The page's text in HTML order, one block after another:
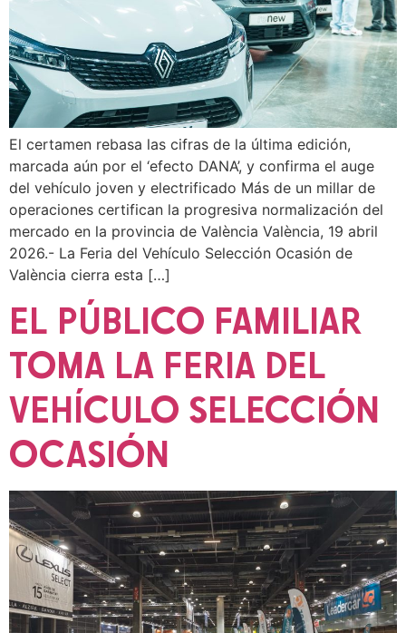
El certamen rebasa las cifras de la última edición,
marcada aún por el ‘efecto DANA’, y confirma el auge
del vehículo joven y electrificado Más de un millar de
operaciones certifican la progresiva normalización del
mercado en la provincia de València València, 19 abril
2026.- La Feria del Vehículo Selección Ocasión de
València cierra esta […]
EL PÚBLICO FAMILIAR
TOMA LA FERIA DEL
VEHÍCULO SELECCIÓN
OCASIÓN